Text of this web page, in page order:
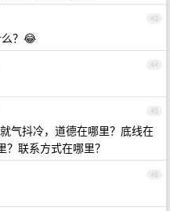
43
？😂
44
45
气抖冷，道德在哪里？底线在
联系方式在哪里？
46